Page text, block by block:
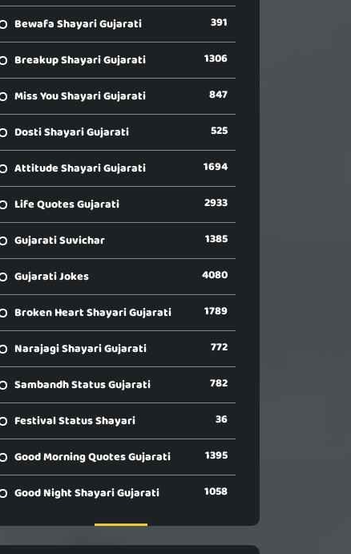
Bewafa Shayari Gujarati 391
Breakup Shayari Gujarati 1306
Miss You Shayari Gujarati 847
Dosti Shayari Gujarati 525
Attitude Shayari Gujarati 1694
Life Quotes Gujarati 2933
Gujarati Suvichar 1385
Gujarati Jokes 4080
Broken Heart Shayari Gujarati 1789
Narajagi Shayari Gujarati 772
Sambandh Status Gujarati 782
Festival Status Shayari 36
Good Morning Quotes Gujarati 1395
Good Night Shayari Gujarati 1058